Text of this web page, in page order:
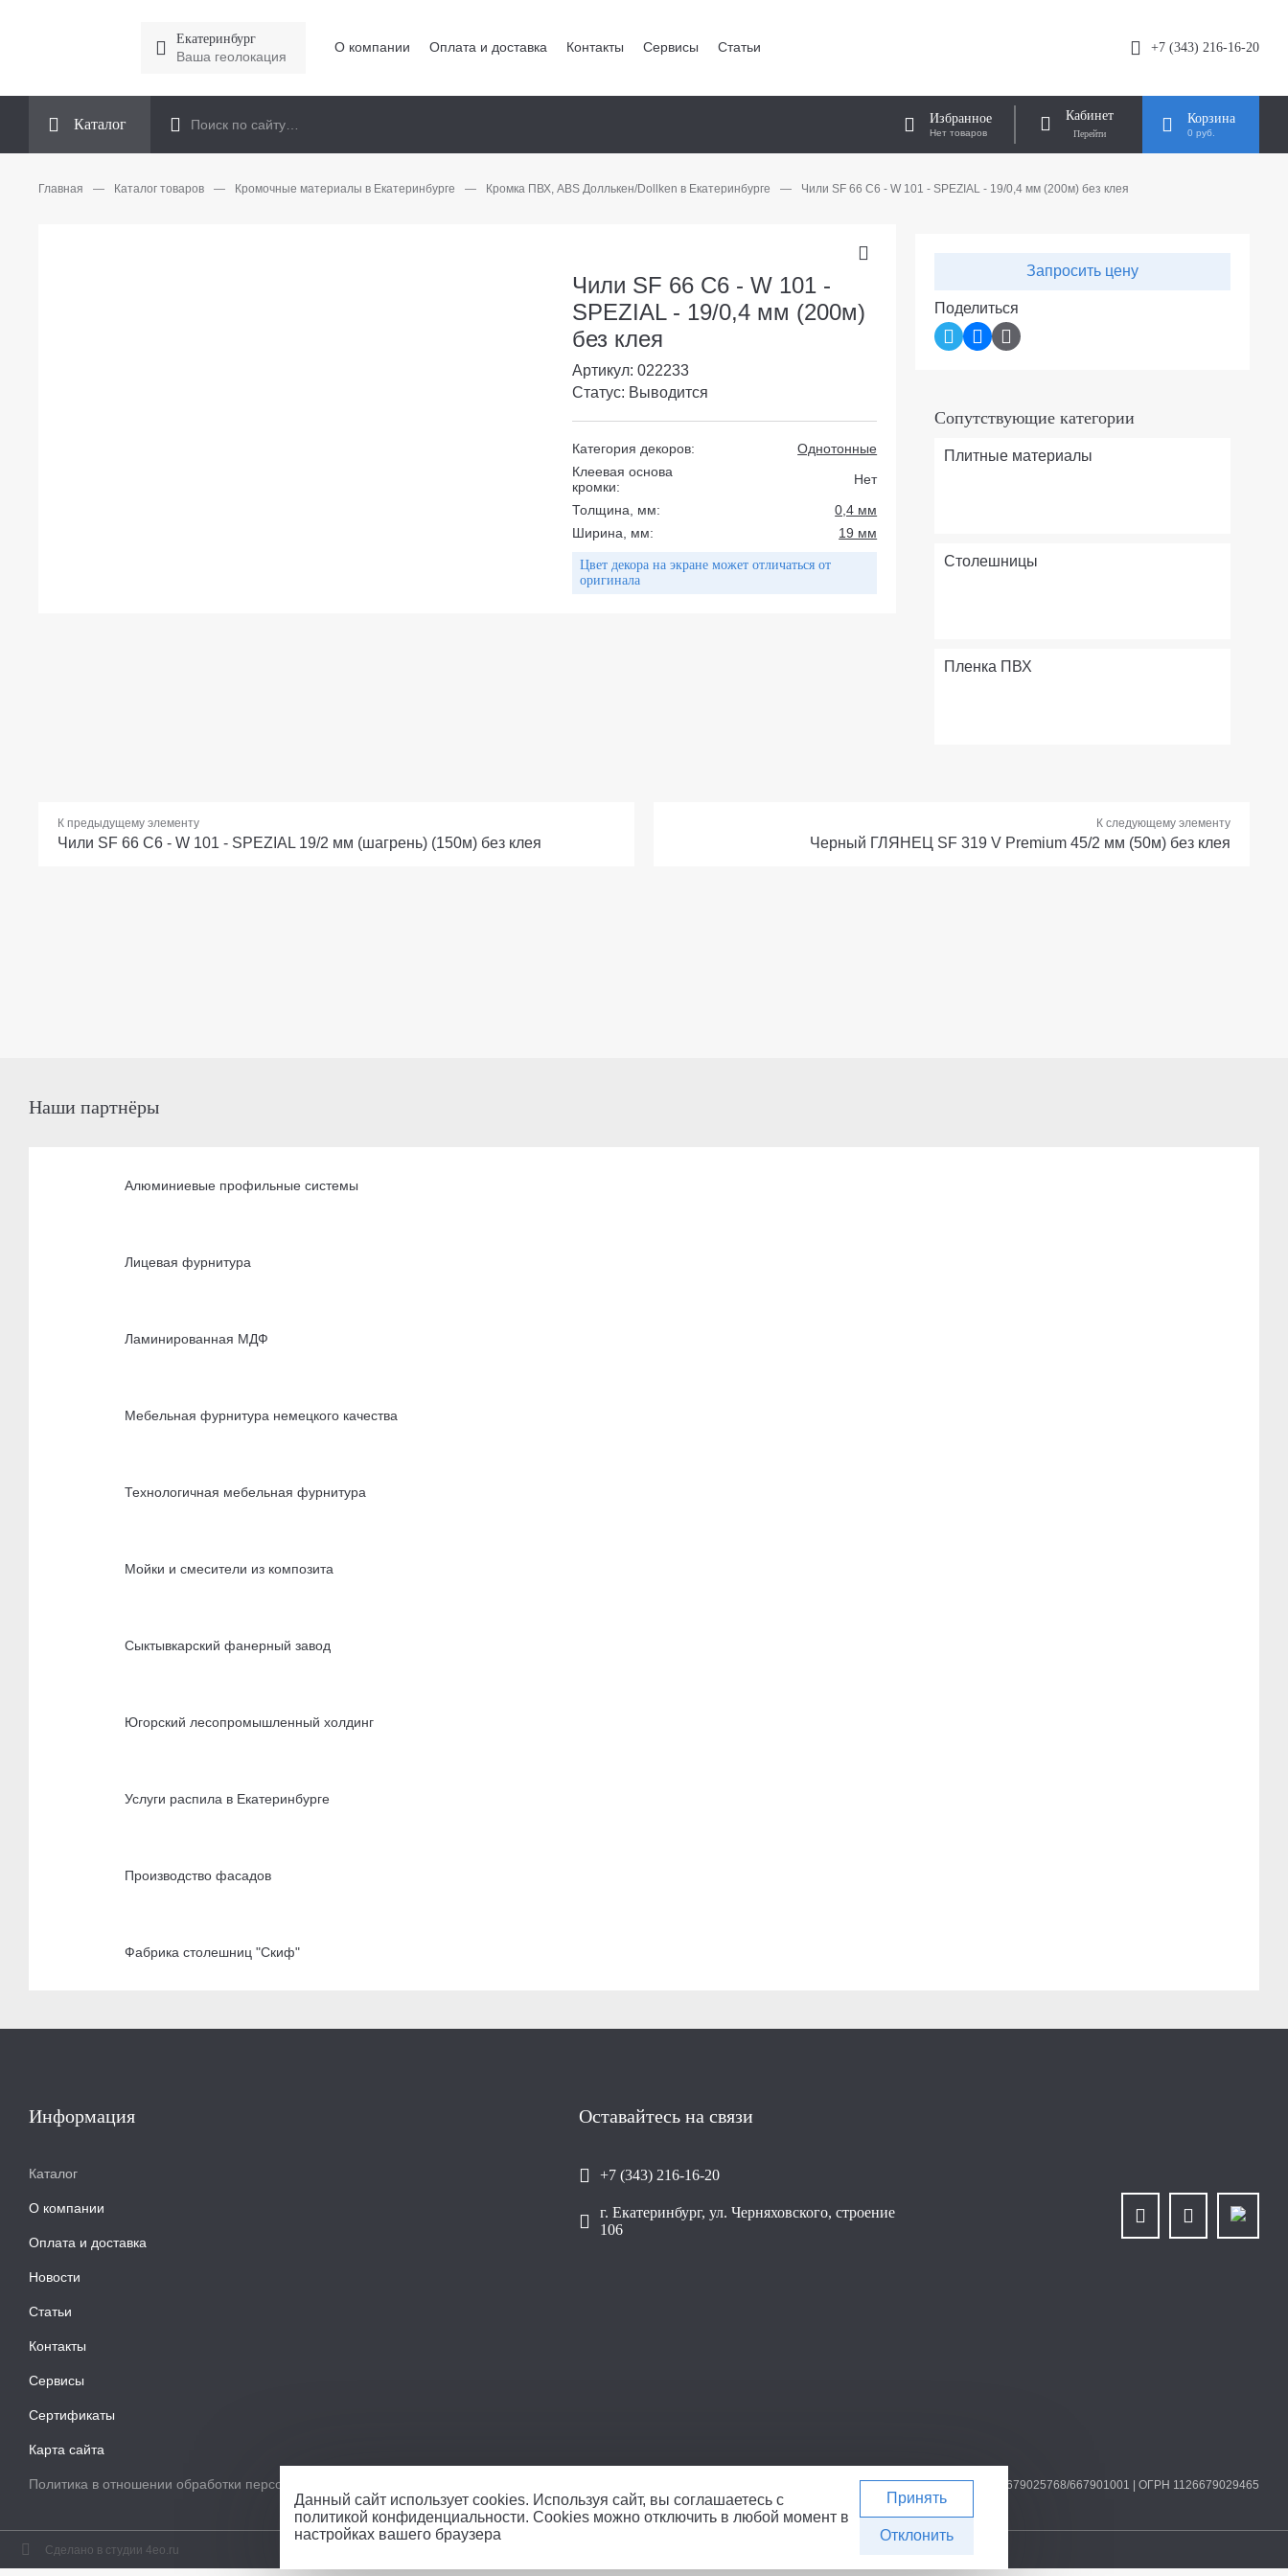
Екатеринбург
Ваша геолокация
О компании Оплата и доставка Контакты Сервисы Статьи +7 (343) 216-16-20
Каталог Избранное
Нет товаров
Кабинет Корзина
0 руб.
Главная — Каталог товаров — Кромочные материалы в Екатеринбурге — Кромка ПВХ, ABS Доллькен/Dollken в Екатеринбурге — Чили SF 66 С6 - W 101 - SPEZIAL - 19/0,4 мм (200м) без клея
Запросить цену
Поделиться
Сопутствующие категории
Плитные материалы
Столешницы
Пленка ПВХ
Чили SF 66 С6 - W 101 -
SPEZIAL - 19/0,4 мм (200м)
без клея
Артикул: 022233
Статус: Выводится
Категория декоров:
Однотонные
Клеевая основа
кромки:
Нет
Толщина, мм:
0,4 мм
Ширина, мм:
19 мм
Цвет декора на экране может отличаться от
оригинала
К предыдущему элементу
Чили SF 66 С6 - W 101 - SPEZIAL 19/2 мм (шагрень) (150м) без клея
К следующему элементу
Черный ГЛЯНЕЦ SF 319 V Premium 45/2 мм (50м) без клея
Наши партнёры
Алюминиевые профильные системы
Лицевая фурнитура
Ламинированная МДФ
Мебельная фурнитура немецкого качества
Технологичная мебельная фурнитура
Мойки и смесители из композита
Сыктывкарский фанерный завод
Югорский лесопромышленный холдинг
Услуги распила в Екатеринбурге
Производство фасадов
Фабрика столешниц "Скиф"
Информация
Каталог
О компании
Оплата и доставка
Новости
Статьи
Контакты
Сервисы
Сертификаты
Карта сайта
Политика в отношении обработки персональных данных
Оставайтесь на связи
+7 (343) 216-16-20
г. Екатеринбург, ул. Черняховского, строение
106
ООО «Уралплит» | ИНН/КПП 6679025768/667901001 | ОГРН 1126679029465
Сделано в студии 4eo.ru
Данный сайт использует cookies. Используя сайт, вы соглашаетесь с
политикой конфиденциальности. Cookies можно отключить в любой момент в
настройках вашего браузера
Принять
Отклонить